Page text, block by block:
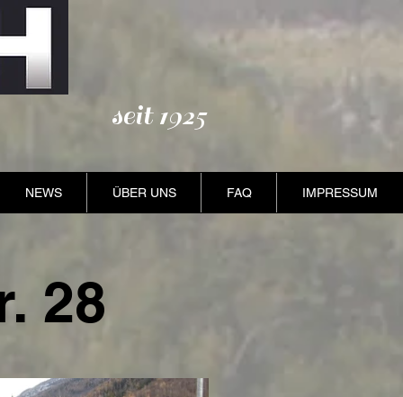
seit 1925
28
NEWS ÜBER UNS FAQ IMPRESSUM